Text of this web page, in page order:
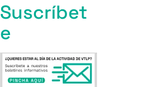
Suscríbet
e